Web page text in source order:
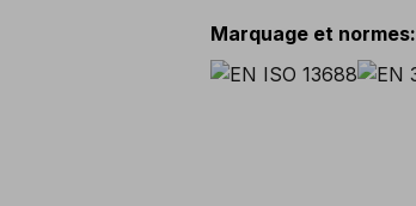
Marquage et normes: